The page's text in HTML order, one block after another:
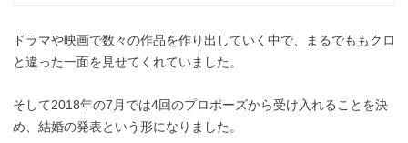
ドラマや映画で数々の作品を作り出していく中で、まるでももクロ
と違った一面を見せてくれていました。
そして2018年の7月では4回のプロポーズから受け入れることを決
め、結婚の発表という形になりました。